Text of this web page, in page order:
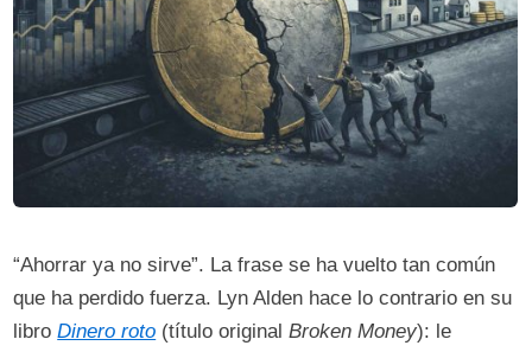
“Ahorrar ya no sirve”. La frase se ha vuelto tan común
que ha perdido fuerza. Lyn Alden hace lo contrario en su
libroDinero roto (título originalBroken Money): le